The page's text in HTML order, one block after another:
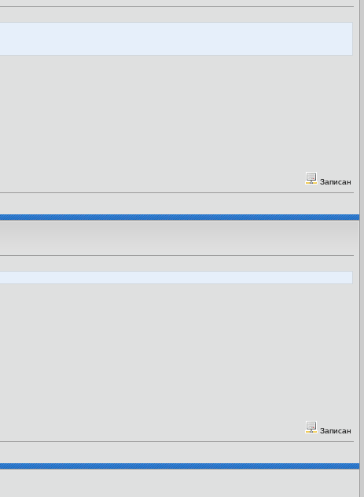
Записан
Записан